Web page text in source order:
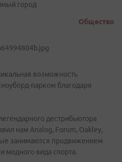
город
Общество
возможность
парком благодаря
дестрибьютора
нам Analog, Forum, Oakley,
занимаются продвижением
модного вида спорта.